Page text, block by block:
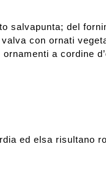
salvapunta; del
con ornati
a cordine
ed elsa risultano